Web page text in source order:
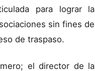
para lograr la
sin fines de
de traspaso.
el director de la